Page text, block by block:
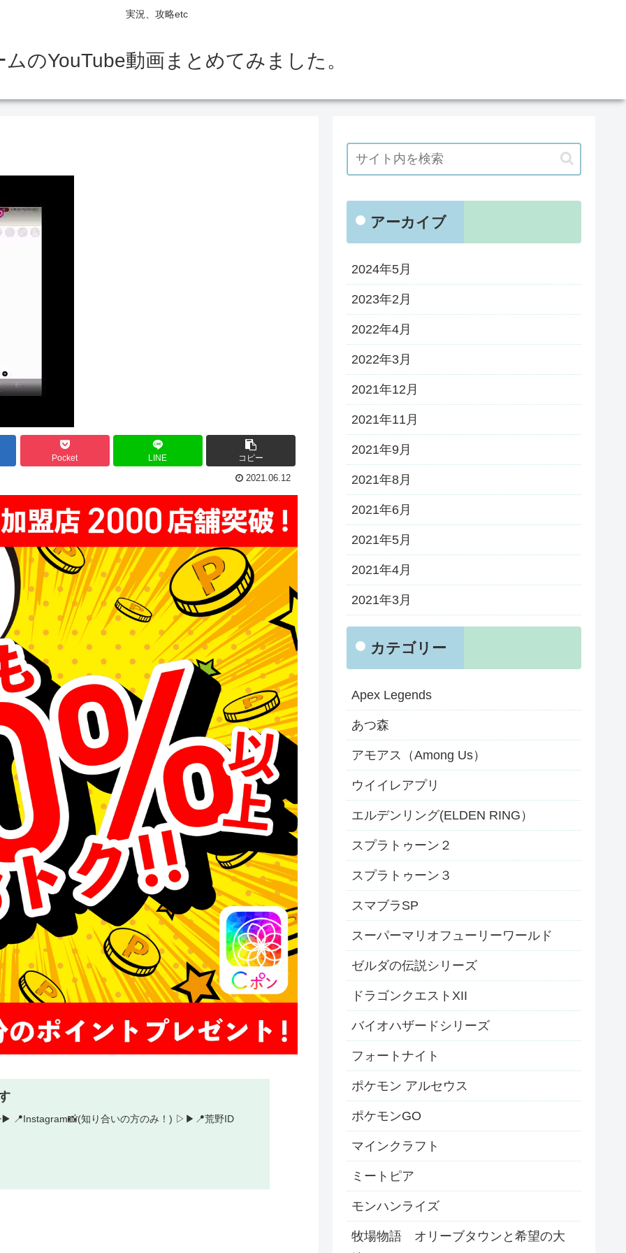
実況、攻略etc
ムのYouTube動画まとめてみました。
Pocket LINE コピー
2021.06.12
📍Instagram📸(知り合いの方のみ！) ▷▶︎📍荒野ID
アーカイブ
2024年5月
2023年2月
2022年4月
2022年3月
2021年12月
2021年11月
2021年9月
2021年8月
2021年6月
2021年5月
2021年4月
2021年3月
カテゴリー
Apex Legends
あつ森
アモアス（Among Us）
ウイイレアプリ
エルデンリング(ELDEN RING）
スプラトゥーン２
スプラトゥーン３
スマブラSP
スーパーマリオフューリーワールド
ゼルダの伝説シリーズ
ドラゴンクエストXII
バイオハザードシリーズ
フォートナイト
ポケモン アルセウス
ポケモンGO
マインクラフト
ミートピア
モンハンライズ
牧場物語 オリーブタウンと希望の大